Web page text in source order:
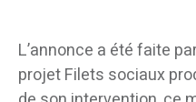
L’annonce a été faite
projet Filets sociaux